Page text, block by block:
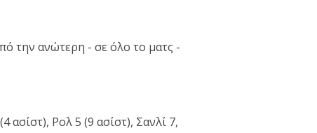
την ανώτερη - σε όλο το ματς -
ασίστ), Ρολ 5 (9 ασίστ), Σανλί 7,